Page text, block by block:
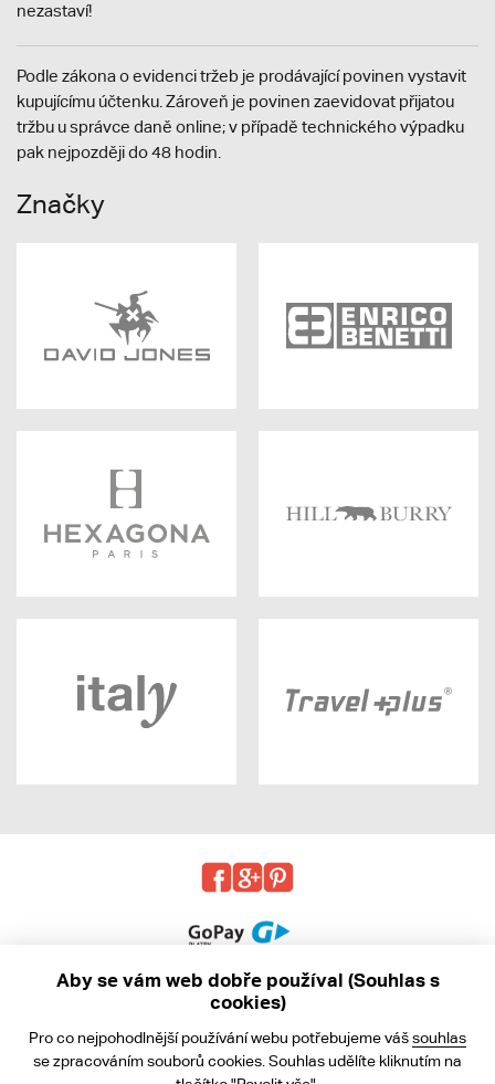
nezastaví!
Podle zákona o evidenci tržeb je prodávající povinen vystavit
kupujícímu účtenku. Zároveň je povinen zaevidovat přijatou
tržbu u správce daně online; v případě technického výpadku
pak nejpozději do 48 hodin.
Značky
Obchodní podmínky
Aby se vám web dobře používal (Souhlas s
cookies)
Pro co nejpohodlnější používání webu potřebujeme vášsouhlas
se zpracováním souborů cookies. Souhlas udělíte kliknutím na